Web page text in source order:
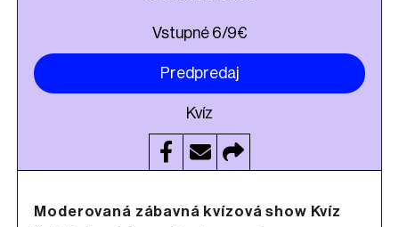
Vstupné 6/9€
Predpredaj
Kvíz
Moderovaná zábavná kvízová show Kvíz